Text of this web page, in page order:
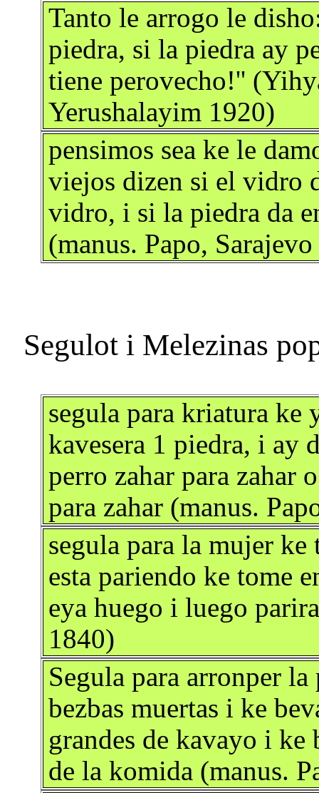
Tanto le arrogo le
piedra, si la piedra ay
tiene perovecho!''
Yerushalayim 1920)
pensimos sea ke le
viejos dizen si el vidro
vidro, i si la piedra da
(manus. Papo,
segula para kriatura ke
kavesera 1 piedra, i ay
perro zahar para zahar
para zahar (manus.
segula para la mujer
esta pariendo ke tome
eya huego i luego
1840)
Segula para arronper
bezbas muertas i ke
grandes de kavayo i ke
de la komida (manus.